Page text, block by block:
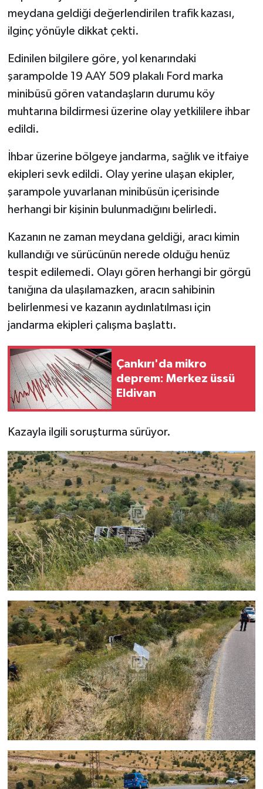
meydana geldiği değerlendirilen trafik kazası,
ilginç yönüyle dikkat çekti.
Edinilen bilgilere göre, yol kenarındaki
şarampolde 19 AAY 509 plakalı Ford marka
minibüsü gören vatandaşların durumu köy
muhtarına bildirmesi üzerine olay yetkililere ihbar
edildi.
İhbar üzerine bölgeye jandarma, sağlık ve itfaiye
ekipleri sevk edildi. Olay yerine ulaşan ekipler,
şarampole yuvarlanan minibüsün içerisinde
herhangi bir kişinin bulunmadığını belirledi.
Kazanın ne zaman meydana geldiği, aracı kimin
kullandığı ve sürücünün nerede olduğu henüz
tespit edilemedi. Olayı gören herhangi bir görgü
tanığına da ulaşılamazken, aracın sahibinin
belirlenmesi ve kazanın aydınlatılması için
jandarma ekipleri çalışma başlattı.
Çankırı'da mikro
deprem: Merkez üssü
Eldivan
Kazayla ilgili soruşturma sürüyor.
TÜRKİYE
DÜNYA